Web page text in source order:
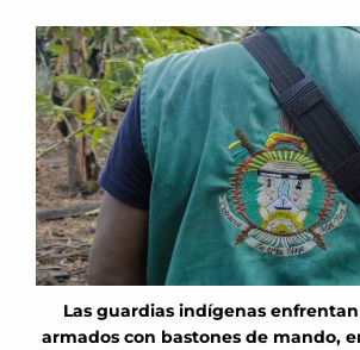
Las guardias indígenas
armados con bastones de mando,